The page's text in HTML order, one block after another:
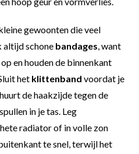
gewoonten die veel
altijd schone bandages, want
en houden de binnenkant
het klittenband voordat je
de haakzijde tegen de
in je tas. Leg
radiator of in volle zon
te snel, terwijl het